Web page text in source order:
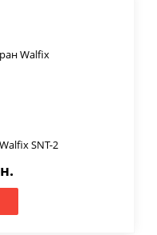
SNT-2